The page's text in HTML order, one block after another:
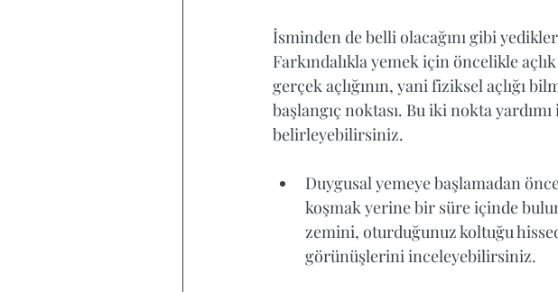
İsminden de belli olacağını gibi
Farkındalıkla yemek için öncelikle
gerçek açlığının, yani fiziksel açlığı
başlangıç noktası. Bu iki nokta
belirleyebilirsiniz.
Duygusal yemeye başlamadan
koşmak yerine bir süre içinde
zemini, oturduğunuz koltuğu
görünüşlerini inceleyebilirsiniz.